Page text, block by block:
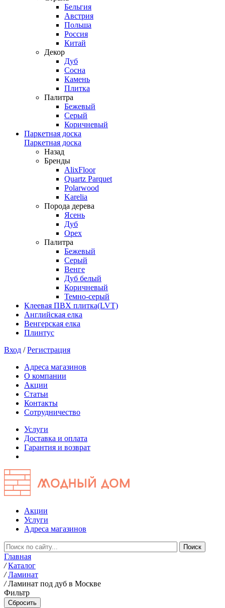
Бельгия
Австрия
Польша
Россия
Китай
Декор
Дуб
Сосна
Камень
Плитка
Палитра
Бежевый
Серый
Коричневый
Паркетная доска
Паркетная доска
Назад
Бренды
AlixFloor
Quartz Parquet
Polarwood
Karelia
Порода дерева
Ясень
Дуб
Орех
Палитра
Бежевый
Серый
Венге
Дуб белый
Коричневый
Темно-серый
Клеевая ПВХ плитка(LVT)
Английская елка
Венгерская елка
Плинтус
Вход /Регистрация
Адреса магазинов
О компании
Акции
Статьи
Контакты
Сотрудничество
Услуги
Доставка и оплата
Гарантия и возврат
Акции
Услуги
Адреса магазинов
Главная
/ Каталог
/ Ламинат
/ Ламинат под дуб в Москве
Фильтр